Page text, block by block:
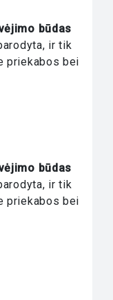
būdas
ir tik
priekabos bei
būdas
ir tik
priekabos bei